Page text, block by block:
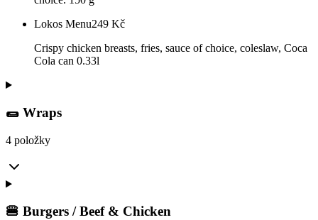
Lokos Menu249 Kč
Crispy chicken breasts, fries, sauce of choice, coleslaw, Coca
Cola can 0.33l
🌯 Wraps
4 položky
🍔 Burgers / Beef & Chicken